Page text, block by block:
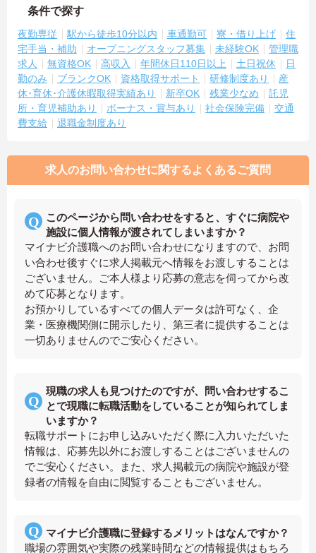
条件で探す
夜勤専従 駅から徒歩10分以内 車通勤可 寮・借り上げ
住
宅手当・補助
オープニングスタッフ募集 未経験OK
管理職
求人
無資格OK 高収入 年間休日110日以上 土日祝休
日
勤のみ
ブランクOK 資格取得サポート 研修制度あり
産
休･育休･介護休暇取得実績あり
新卒OK 残業少なめ
託児
所・育児補助あり
ボーナス・賞与あり 社会保険完備
交通
費支給
退職金制度あり
求人のお問い合わせに関するよくあるご質問
このページから問い合わせをすると、すぐに病院や
施設に個人情報が渡されてしまいますか？
マイナビ介護職へのお問い合わせになりますので、お問
い合わせ後すぐに求人掲載元へ情報をお渡しすることは
ございません。ご本人様より応募の意志を伺ってから改
めて応募となります。
お預かりしているすべての個人データは許可なく、企
業・医療機関側に開示したり、第三者に提供することは
一切ありませんのでご安心ください。
現職の求人も見つけたのですが、問い合わせするこ
とで現職に転職活動をしていることが知られてしま
いますか？
転職サポートにお申し込みいただく際に入力いただいた
情報は、応募先以外にお渡しすることはございませんの
でご安心ください。また、求人掲載元の病院や施設が登
録者の情報を自由に閲覧することもございません。
マイナビ介護職に登録するメリットはなんですか？
職場の雰囲気や実際の残業時間などの情報提供はもちろ